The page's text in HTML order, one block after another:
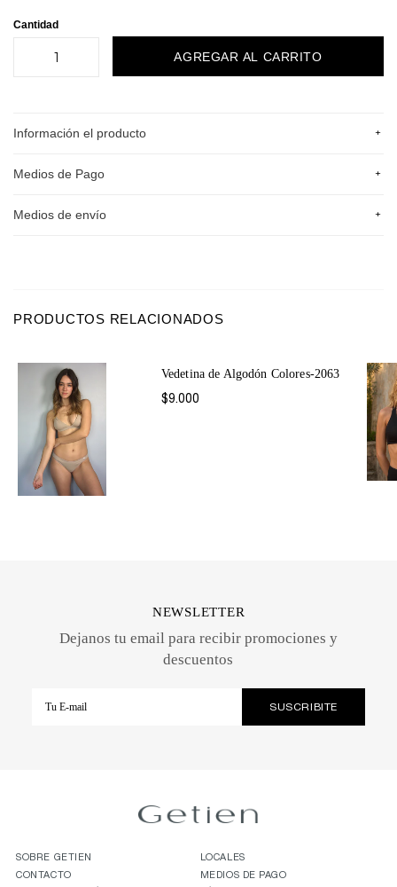
Cantidad
+
Información el producto
+
Medios de Pago
+
Medios de envío
PRODUCTOS RELACIONADOS
Vedetina de Algodón Colores-2063
$9.000
NEWSLETTER
Dejanos tu email para recibir promociones y
descuentos
SOBRE GETIEN
LOCALES
CONTACTO
MEDIOS DE PAGO